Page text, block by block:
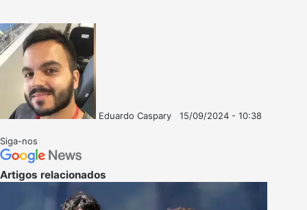
Eduardo Caspary
15/09/2024 - 10:38
Siga-nos
Artigos relacionados